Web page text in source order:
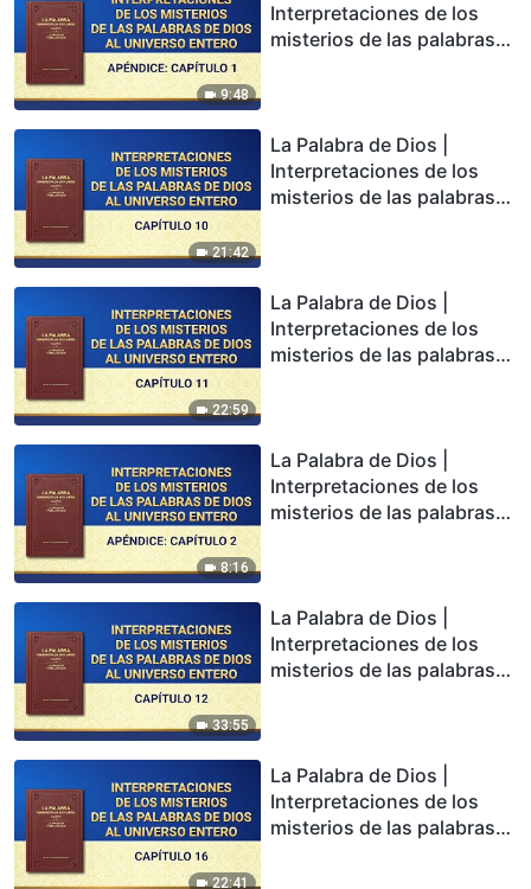
9:48
Interpretaciones de los
misterios de las palabras
21:42
La Palabra de Dios |
Interpretaciones de los
misterios de las palabras
22:59
La Palabra de Dios |
Interpretaciones de los
misterios de las palabras
8:16
La Palabra de Dios |
Interpretaciones de los
misterios de las palabras
33:55
La Palabra de Dios |
Interpretaciones de los
misterios de las palabras
22:41
La Palabra de Dios |
Interpretaciones de los
misterios de las palabras